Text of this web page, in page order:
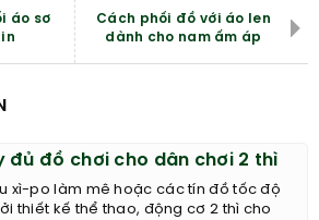
áo sơ
Cách phối đồ với áo len
dành cho nam ấm áp
đủ đồ chơi cho dân chơi 2 thì
xì-po làm mê hoặc các tín đồ tốc độ
thiết kế thể thao, động cơ 2 thì cho